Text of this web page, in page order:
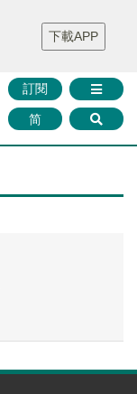
財華證券 媒體矩陣
智庫沙龍
聯絡我們
訂閱
简
下載APP